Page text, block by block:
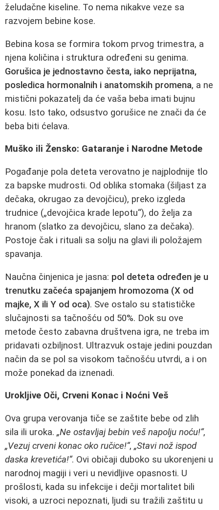
želudačne kiseline. To nema nikakve veze sa
razvojem bebine kose.
Bebina kosa se formira tokom prvog trimestra, a
njena količina i struktura određeni su genima.
Gorušica je jednostavno česta, iako neprijatna,
posledica hormonalnih i anatomskih promena, a ne
mistični pokazatelj da će vaša beba imati bujnu
kosu. Isto tako, odsustvo gorušice ne znači da će
beba biti ćelava.
Muško ili Žensko: Gataranje i Narodne Metode
Pogađanje pola deteta verovatno je najplodnije tlo
za bapske mudrosti. Od oblika stomaka (šiljast za
dečaka, okrugao za devojčicu), preko izgleda
trudnice („devojčica krade lepotu“), do želja za
hranom (slatko za devojčicu, slano za dečaka).
Postoje čak i rituali sa solju na glavi ili položajem
spavanja.
Naučna činjenica je jasna: pol deteta određen je u
trenutku začeća spajanjem hromozoma (X od
majke, X ili Y od oca). Sve ostalo su statističke
slučajnosti sa tačnošću od 50%. Dok su ove
metode često zabavna društvena igra, ne treba im
pridavati ozbiljnost. Ultrazvuk ostaje jedini pouzdan
način da se pol sa visokom tačnošću utvrdi, a i on
može ponekad da iznenadi.
Urokljive Oči, Crveni Konac i Noćni Veš
Ova grupa verovanja tiče se zaštite bebe od zlih
sila ili uroka. „Ne ostavljaj bebin veš napolju noću!“,
„Vezuj crveni konac oko ručice!“, „Stavi nož ispod
daska krevetića!“. Ovi običaji duboko su ukorenjeni u
narodnoj magiji i veri u nevidljive opasnosti. U
prošlosti, kada su infekcije i dečji mortalitet bili
visoki, a uzroci nepoznati, ljudi su tražili zaštitu u